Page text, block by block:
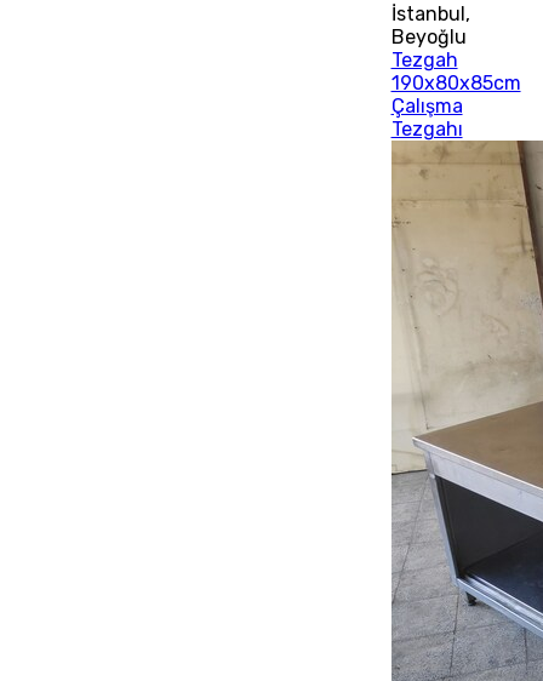
İstanbul,
Beyoğlu
Tezgah
190x80x85cm
Çalışma
Tezgahı